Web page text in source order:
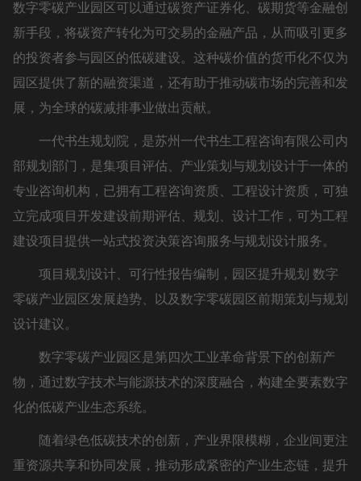
数字零碳产业园区可以通过碳资产证券化、碳期货等金融创
新手段，将碳资产转化为可交易的金融产品，从而吸引更多
的投资者参与园区的低碳建设。这种碳价值的货币化不仅为
园区提供了新的融资渠道，还有助于推动碳市场的完善和发
展，为全球的碳减排事业做出贡献。
一代书生规划院，是苏州一代书生工程咨询有限公司内
部规划部门，是集项目评估、产业策划与规划设计于一体的
专业咨询机构，已拥有工程咨询资质、工程设计资质，可独
立完成项目开发建设前期评估、规划、设计工作，可为工程
建设项目提供一站式投资决策咨询服务与规划设计服务。
项目规划设计、可行性报告编制，园区提升规划 数字
零碳产业园区发展趋势、以及数字零碳园区前期策划与规划
设计建议。
数字零碳产业园区是第四次工业革命背景下的创新产
物，通过数字技术与能源技术的深度融合，构建全要素数字
化的低碳产业生态系统。
随着绿色低碳技术的创新，产业界限模糊，企业间更注
重资源共享和协同发展，推动形成紧密的产业生态链，提升